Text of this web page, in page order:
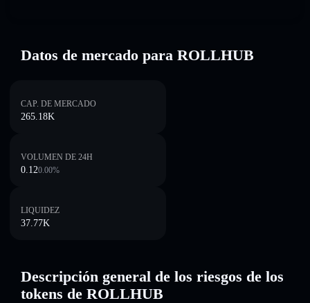
Datos de mercado para ROLLHUB
CAP. DE MERCADO
265.18K
VOLUMEN DE 24H
0.120.00%
LIQUIDEZ
37.77K
Descripción general de los riesgos de los
tokens de ROLLHUB